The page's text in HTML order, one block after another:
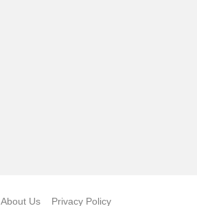
About Us Privacy Policy